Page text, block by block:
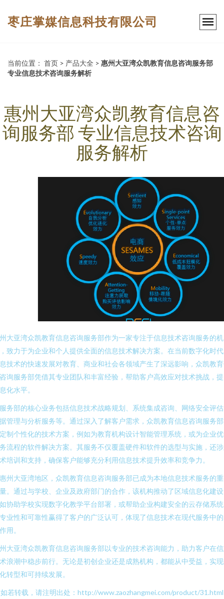
枣庄掌媒信息科技有限公司
当前位置： 首页 > 产品大全 > 惠州大亚湾众凯教育信息咨询服务部
专业信息技术咨询服务解析
惠州大亚湾众凯教育信息咨
询服务部 专业信息技术咨询
服务解析
大亚湾众凯教育信息咨询服务部作为一家专注于信息技术咨询服务的机
致力于为企业和个人提供全面的信息技术解决方案。在当前数字化时
技术的快速发展对教育、商业和社会各领域产生了深远影响，众凯教
询服务部凭借其专业团队和丰富经验，帮助客户高效应对技术挑战，
化水平。
务部的核心业务包括信息技术战略规划、系统集成咨询、网络安全评
管理与分析服务等。通过深入了解客户需求，众凯教育信息咨询服务
制个性化的技术方案，例如为教育机构设计智能管理系统，或为企业
流程的软件解决方案。其服务不仅覆盖硬件和软件的选型与实施，还
培训和支持，确保客户能够充分利用信息技术提升效率和竞争力。
州大亚湾地区，众凯教育信息咨询服务部已成为本地信息技术服务的
。通过与学校、企业及政府部门的合作，该机构推动了区域信息化建
协助学校实现数字化教学平台部署，或帮助企业构建安全的云存储系
业性和可靠性赢得了客户的广泛认可，体现了信息技术在现代服务中
用。
大亚湾众凯教育信息咨询服务部以专业的技术咨询能力，助力客户在
浪潮中稳步前行。无论是初创企业还是成熟机构，都能从中受益，实
转型和可持续发展。
如若转载，请注明出处：http://www.zaozhangmei.com/product/31.html